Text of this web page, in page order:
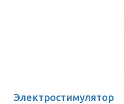
Электростимулятор